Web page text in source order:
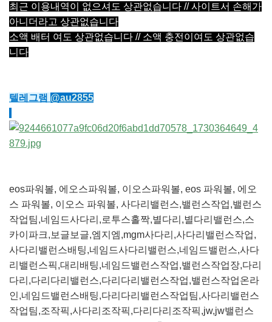
최근 이용내역이 없으셔도 상관없습니다 // 사이트서 손해가
아니더라고 상관없습니다
소액 배터 여도 상관없습니다 // 소액 충전이여도 상관없습
니다
텔레그램 @au2855
eos파워볼, 에오스파워볼, 이오스파워볼, eos 파워볼, 에오
스 파워볼, 이오스 파워볼, 사다리밸런스,밸런스작업,밸런스
작업팀,네임드사다리,로투스홀짝,별다리,별다리밸런스,스
카이파크,보글보글,엠지엠,mgm사다리,사다리밸런스작업,
사다리밸런스배팅,네임드사다리밸런스,네임드밸런스,사다
리밸런스픽,대리배팅,네임드밸런스작업,밸런스작업장,다리
다리,다리다리밸런스,다리다리밸런스작업,밸런스작업온라
인,네임드밸런스배팅,다리다리밸런스작업팀,사다리밸런스
작업팀,조작픽,사다리조작픽,다리다리조작픽,jw,jw밸런스